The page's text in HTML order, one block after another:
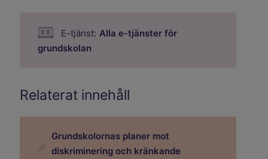
E-tjänst: Alla e-tjänster för
grundskolan
Relaterat innehåll
Grundskolornas planer mot
diskriminering och kränkande